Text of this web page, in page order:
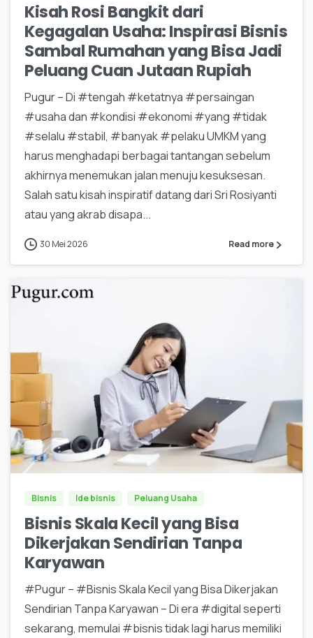
Kisah Rosi Bangkit dari
Kegagalan Usaha: Inspirasi Bisnis
Sambal Rumahan yang Bisa Jadi
Peluang Cuan Jutaan Rupiah
Pugur – Di #tengah #ketatnya #persaingan
#usaha dan #kondisi #ekonomi #yang #tidak
#selalu #stabil, #banyak #pelaku UMKM yang
harus menghadapi berbagai tantangan sebelum
akhirnya menemukan jalan menuju kesuksesan.
Salah satu kisah inspiratif datang dari Sri Rosiyanti
atau yang akrab disapa...
30 Mei 2026 Read more
0
Bisnis Ide bisnis Peluang Usaha
Bisnis Skala Kecil yang Bisa
Dikerjakan Sendirian Tanpa
Karyawan
#Pugur – #Bisnis Skala Kecil yang Bisa Dikerjakan
Sendirian Tanpa Karyawan – Di era #digital seperti
sekarang, memulai #bisnis tidak lagi harus memiliki